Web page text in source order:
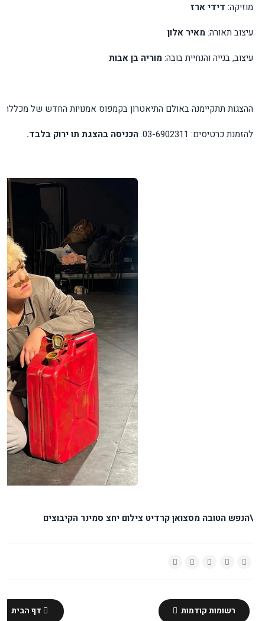
מוזיקה: דידיארז
עיצוב תאורה:מאיר אלון
עיצוב,בנייה והנחייתבובה:מוריה בןאבות
ההצגות תתקיימנהבאולם התיאטרוןבקמפוס אמנויות החדש של מכללת
להזמנת כרטיסים: 03-6902311. הכניסה בהצגת תוירוק בלבד.
\הנפש הטובה מסצואן קרדיט צילום יחצ סמינר הקיבוצים
רשומות קודמות דף הבית